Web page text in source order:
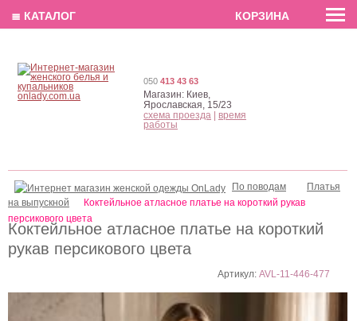
EN РУС
Коктейльное атласное платье на короткий
рукав персикового цвета
Артикул:AVL-11-446-477
По поводам
Платья
на выпускной
Коктейльное атласное платье на короткий рукав
персикового цвета
050 413 43 63
Магазин: Киев,
Ярославская, 15/23
схема проезда
время
работы
≣ КАТАЛОГ КОРЗИНА